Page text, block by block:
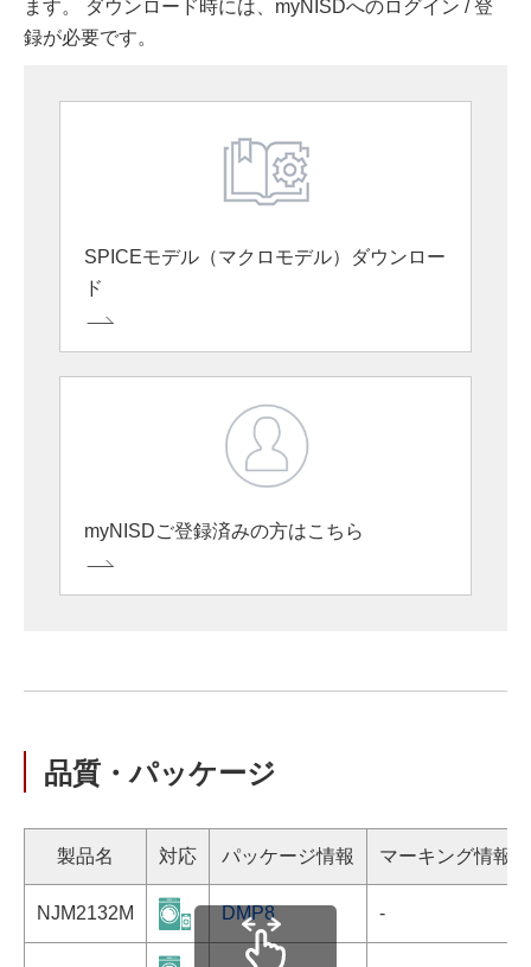
ます。 ダウンロード時には、myNISDへのログイン / 登
録が必要です。
SPICEモデル（マクロモデル）ダウンロー
ド
myNISDご登録済みの方はこちら
品質・パッケージ
製品名 対応 パッケージ情報 マーキング情報
NJM2132M DMP8 -